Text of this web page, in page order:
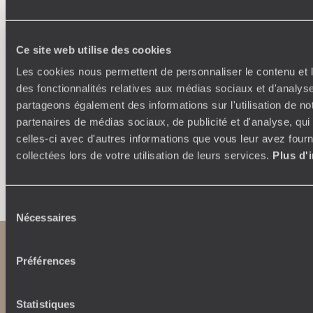
Ce site web utilise des cookies
Les cookies nous permettent de personnaliser le contenu et
des fonctionnalités relatives aux médias sociaux et
partageons également des informations sur l'utilisation de
partenaires de médias sociaux, de publicité et d'analyse,
celles-ci avec d'autres informations que vous leur avez
collectées lors de votre utilisation de leurs services. Plus
du Nécessaires
Préférences
Statistiques
Où je veux
250 conseillers spécialisés par pays et par régions :
inspirent et créent un voyage ultra-personnalisé :
étapes, hébergements, ateliers, rencontres…